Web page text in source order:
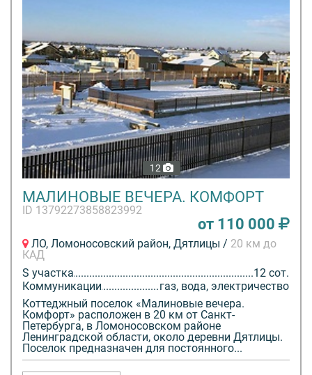
12
МАЛИНОВЫЕ ВЕЧЕРА. КОМФОРТ
ID 13792273858823992
от 110 000
ЛО, Ломоносовский район, Дятлицы / 20 км до
КАД
S участка
12 сот.
Коммуникации
газ, вода, электричество
Коттеджный поселок «Малиновые вечера.
Комфорт» расположен в 20 км от Санкт-
Петербурга, в Ломоносовском районе
Ленинградской области, около деревни Дятлицы.
Поселок предназначен для постоянного...